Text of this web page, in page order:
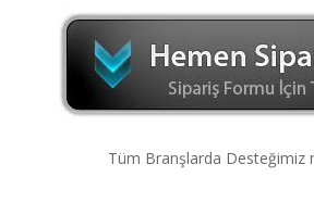
Tüm Branşlarda Desteğimiz